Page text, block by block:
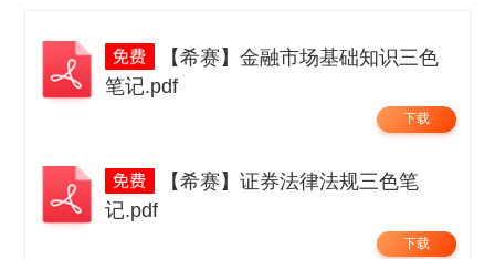
【希赛】金融市场基础知识三色
笔记.pdf
下载
【希赛】证券法律法规三色笔
记.pdf
下载